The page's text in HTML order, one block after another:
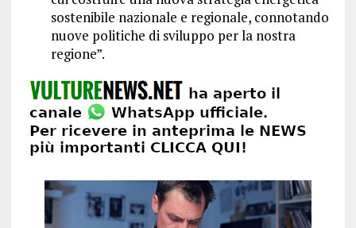
sostenibile nazionale e regionale, connotando
nuove politiche di sviluppo per la nostra
regione”.